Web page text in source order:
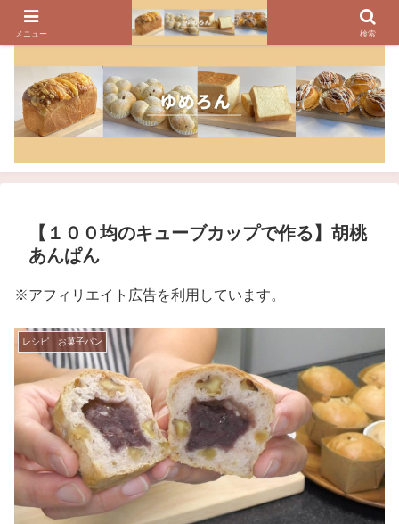
パンのレシピ、パン作りの疑問や美味しく焼けるコツを紹介しています
【１００均のキューブカップで作る】胡桃
あんぱん
※アフィリエイト広告を利用しています。
レシピ お菓子パン
メニュー 検索